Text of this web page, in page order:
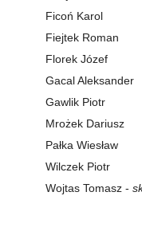
Ficoń Karol
Fiejtek Roman
Florek Józef
Gacal Aleksander
Gawlik Piotr
Mrożek Dariusz
Pałka Wiesław
Wilczek Piotr
Wojtas Tomasz -